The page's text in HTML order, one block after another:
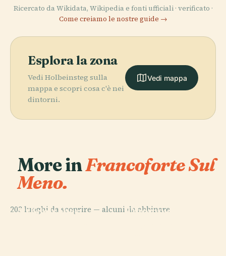
Ricercato da Wikidata, Wikipedia e fonti ufficiali · verificato ·
Come creiamo le nostre guide →
Esplora la zona
Vedi Holbeinsteg sulla
mappa e scopri cosa c'è nei
dintorni.
Vedi mappa
More inFrancoforte Sul
Meno.
203 luoghi da scoprire — alcuni da abbinare.
Städelsches
PLACE
PLACE
Duomo di